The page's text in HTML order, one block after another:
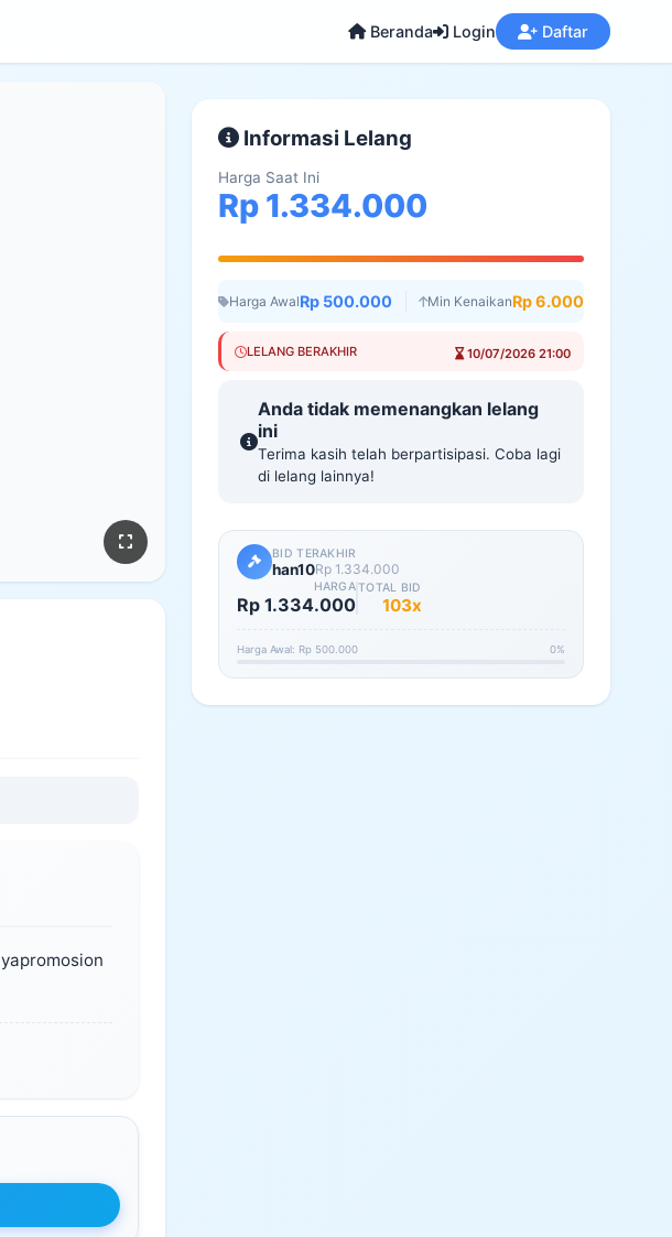
Beranda Login Daftar
Informasi Lelang
Harga Saat Ini
Rp 1.334.000
Harga AwalRp 500.000 Min KenaikanRp 6.000
LELANG BERAKHIR 10/07/2026 21:00
Anda tidak memenangkan lelang
ini
Terima kasih telah berpartisipasi. Coba lagi
di lelang lainnya!
BID TERAKHIR
han10Rp 1.334.000
HARGA
Rp 1.334.000
TOTAL BID
103x
Harga Awal: Rp 500.000 0%